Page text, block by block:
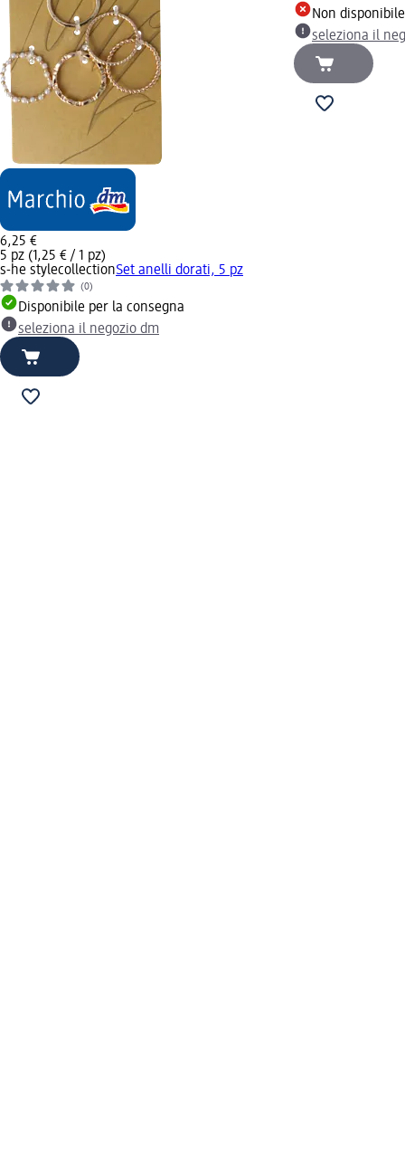
6,25 €
5 pz (1,25 € / 1 pz)
s-he stylecollectionSet anelli dorati, 5 pz
(0)
Disponibile per la consegna
seleziona il negozio dm
Non
seleziona il